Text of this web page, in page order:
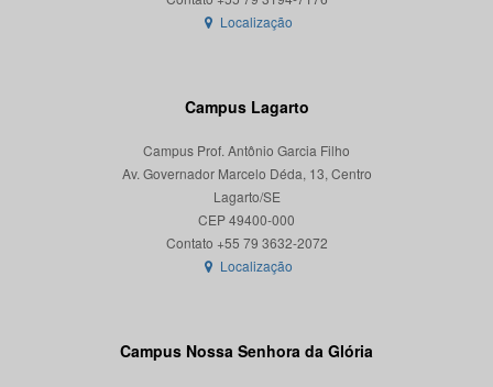
Localização
Campus Lagarto
Campus Prof. Antônio Garcia Filho
Av. Governador Marcelo Déda, 13, Centro
Lagarto/SE
CEP 49400-000
Localização
Campus Nossa Senhora da Glória